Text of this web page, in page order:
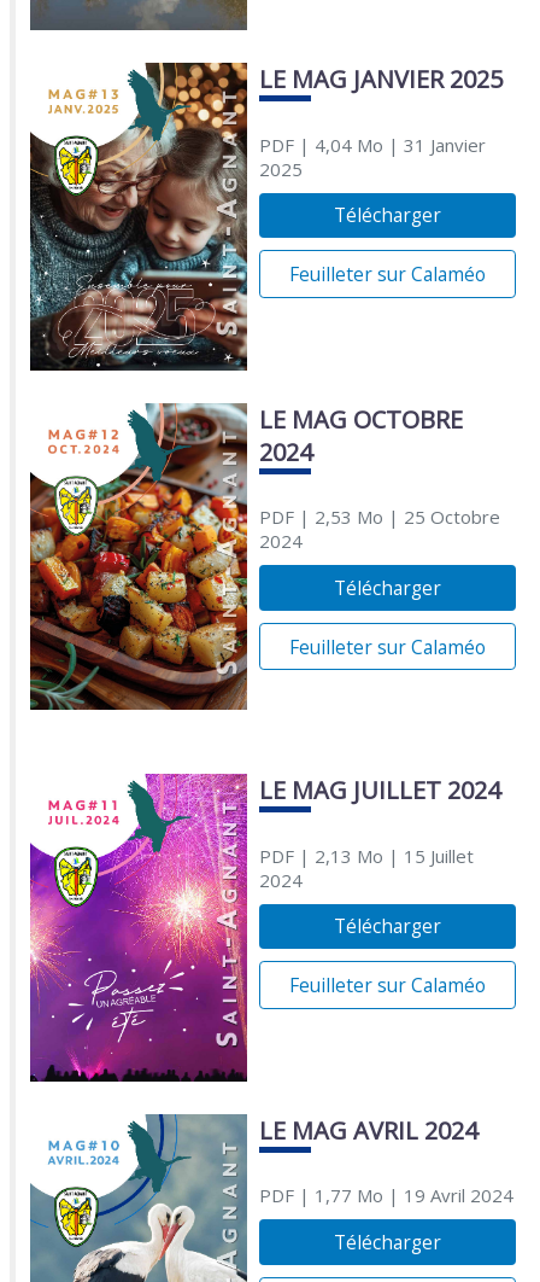
LE MAG JANVIER 2025
PDF| 4,04 Mo | 31 Janvier
2025
Télécharger
Feuilleter sur Calaméo
LE MAG OCTOBRE
2024
PDF| 2,53 Mo | 25 Octobre
2024
Télécharger
Feuilleter sur Calaméo
LE MAG JUILLET 2024
PDF| 2,13 Mo | 15 Juillet
2024
Télécharger
Feuilleter sur Calaméo
LE MAG AVRIL 2024
PDF| 1,77 Mo | 19 Avril 2024
Télécharger